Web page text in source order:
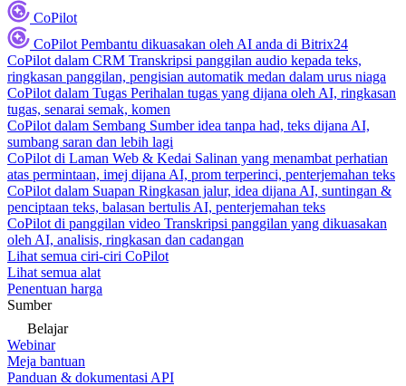
CoPilot
CoPilot Pembantu dikuasakan oleh AI anda di Bitrix24
CoPilot dalam CRM Transkripsi panggilan audio kepada teks,
ringkasan panggilan, pengisian automatik medan dalam urus niaga
CoPilot dalam Tugas Perihalan tugas yang dijana oleh AI, ringkasan
tugas, senarai semak, komen
CoPilot dalam Sembang Sumber idea tanpa had, teks dijana AI,
sumbang saran dan lebih lagi
CoPilot di Laman Web & Kedai Salinan yang menambat perhatian
atas permintaan, imej dijana AI, prom terperinci, penterjemahan teks
CoPilot dalam Suapan Ringkasan jalur, idea dijana AI, suntingan &
penciptaan teks, balasan bertulis AI, penterjemahan teks
CoPilot di panggilan video Transkripsi panggilan yang dikuasakan
oleh AI, analisis, ringkasan dan cadangan
Lihat semua ciri-ciri CoPilot
Lihat semua alat
Penentuan harga
Sumber
Belajar
Webinar
Meja bantuan
Panduan & dokumentasi API